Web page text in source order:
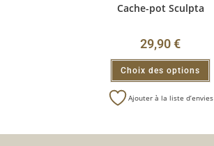
Cache-pot Sculpta
29,90€
Choix des options
Ajouter à la liste d’envies